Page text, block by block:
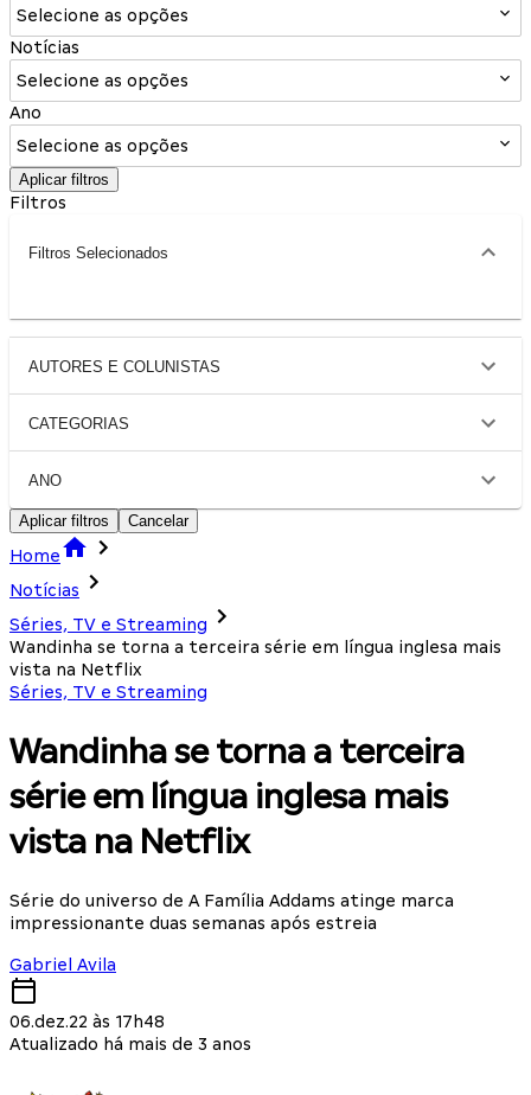
Selecione as opções
Notícias
Selecione as opções
Ano
Selecione as opções
Aplicar filtros
Filtros
Filtros Selecionados
AUTORES E COLUNISTAS
CATEGORIAS
ANO
Aplicar filtros Cancelar
Home
Notícias
Séries, TV e Streaming
Wandinha se torna a terceira série em língua inglesa mais
vista na Netflix
Séries, TV e Streaming
Wandinha se torna a terceira
série em língua inglesa mais
vista na Netflix
Série do universo de A Família Addams atinge marca
impressionante duas semanas após estreia
Gabriel Avila
06.dez.22 às 17h48
Atualizado há mais de 3 anos